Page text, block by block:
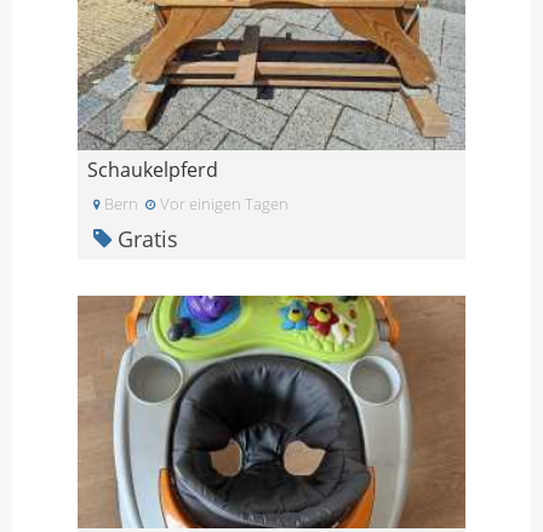
Schaukelpferd
Bern Vor einigen Tagen
Gratis